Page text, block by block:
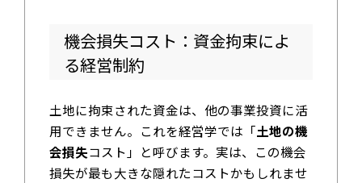
機会損失コスト：資金拘束によ
る経営制約
土地に拘束された資金は、他の事業投資に活
用できません。これを経営学では「土地の機
会損失コスト」と呼びます。実は、この機会
損失が最も大きな隠れたコストかもしれませ